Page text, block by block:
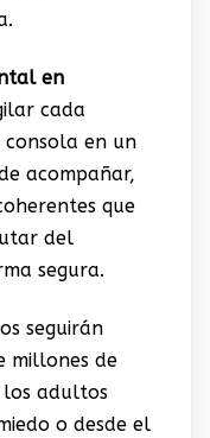
en
cada
en un
acompañar,
que
del
segura.
seguirán
millones de
los adultos
o desde el